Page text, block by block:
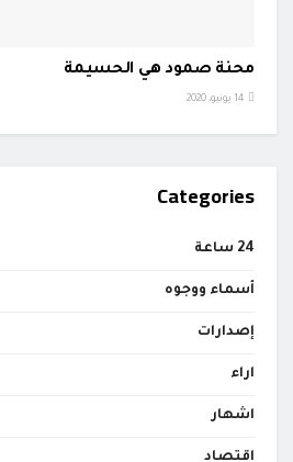
محنة صمود هي الحسيمة
Categories
24 ساعة
أسماء ووجوه
إصدارات
اراء
اشهار
اقتصاد